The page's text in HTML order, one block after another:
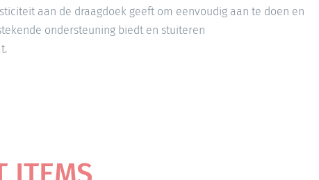
aan de draagdoek geeft om eenvoudig aan te doen en
ondersteuning biedt en stuiteren